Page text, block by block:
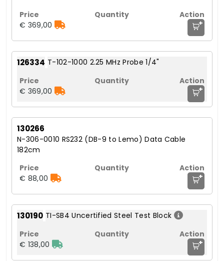
€ 369,00 +
126334 T-102-1000 2.25 MHz Probe 1/4"
€ 369,00 +
130266
N-306-0010 RS232 (DB-9 to Lemo) Data Cable
182cm
€ 88,00 +
130190 TI-SB4 Uncertified Steel Test Block
€ 138,00 +